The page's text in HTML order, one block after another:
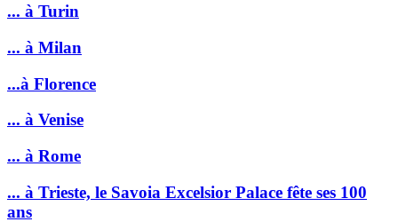
... à Turin
... à Milan
...à Florence
... à Venise
... à Rome
... à Trieste, le Savoia Excelsior Palace fête ses 100
ans